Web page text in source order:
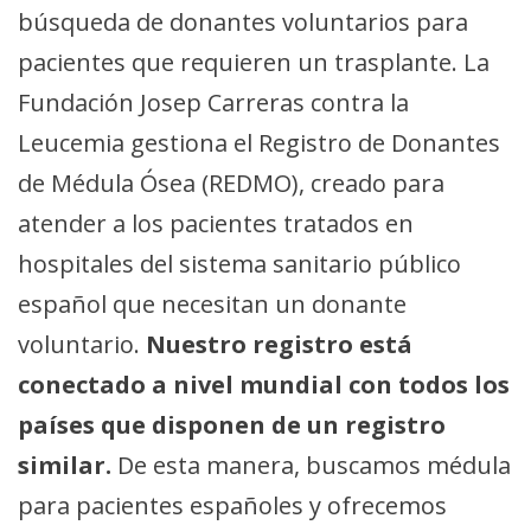
búsqueda de donantes voluntarios para
pacientes que requieren un trasplante. La
Fundación Josep Carreras contra la
Leucemia gestiona el Registro de Donantes
de Médula Ósea (REDMO), creado para
atender a los pacientes tratados en
hospitales del sistema sanitario público
español que necesitan un donante
voluntario. Nuestro registro está
conectado a nivel mundial con todos los
países que disponen de un registro
similar. De esta manera, buscamos médula
para pacientes españoles y ofrecemos